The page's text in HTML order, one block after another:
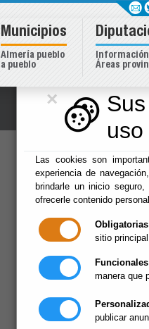
×
Las cookies son
experiencia de
brindarle un inicio
ofrecerle contenido
Obligatorias
sitio
Funcionales
manera que
publicar
Inicio -
Municipios
Almería pueblo
a pueblo
Áreas